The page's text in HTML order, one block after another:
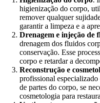
higienização do corpo,
remover qualquer
garantir a limpeza e a
Drenagem e injeção de
drenagem dos fluidos
conservação. Esse
corpo e retardar a
Reconstrução e
profissional
de partes do corpo, se
cosmetologia para